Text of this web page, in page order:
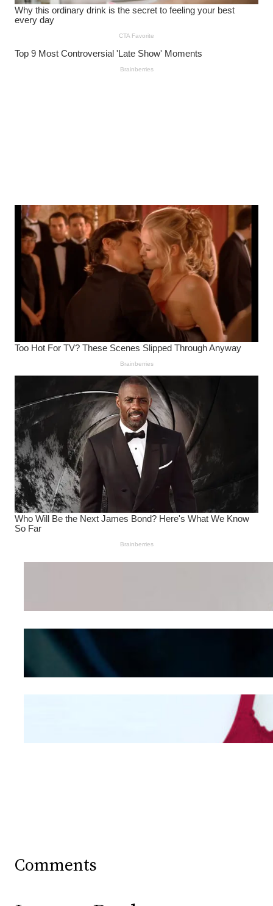
Wanita Pamer Pakaian
Kepribadian
Mengintip Kepribadian
Wanita Dari Warna Bra
Comments